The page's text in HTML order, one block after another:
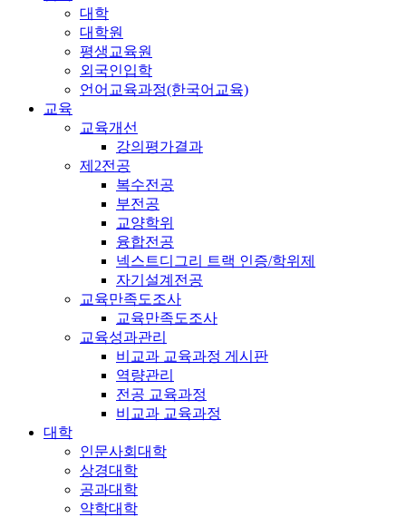
대학
대학원
평생교육원
외국인입학
언어교육과정(한국어교육)
교육
교육개선
강의평가결과
제2전공
복수전공
부전공
교양학위
융합전공
넥스트디그리 트랙 인증/학위제
자기설계전공
교육만족도조사
교육만족도조사
교육성과관리
비교과 교육과정 게시판
역량관리
전공 교육과정
비교과 교육과정
대학
인문사회대학
상경대학
공과대학
약학대학